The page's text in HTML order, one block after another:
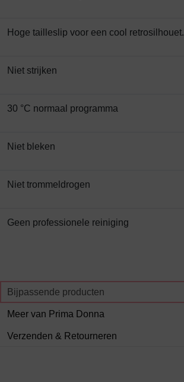
Hoge tailleslip voor een cool retrosilhouet.
Niet strijken
30 °C normaal programma
Niet bleken
Niet trommeldrogen
Geen professionele reiniging
Bijpassende producten
Meer van Prima Donna
Verzenden & Retourneren